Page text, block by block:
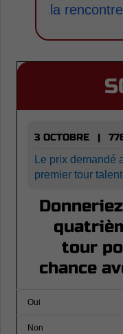
la
3 OCTOBRE |
Le prix
premier tour
tour
chance
Oui
Non